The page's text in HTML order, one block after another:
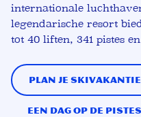
internationale
legendarische resort
tot 40 liften, 341 pistes
Plan je skivakantie
Een dag op de